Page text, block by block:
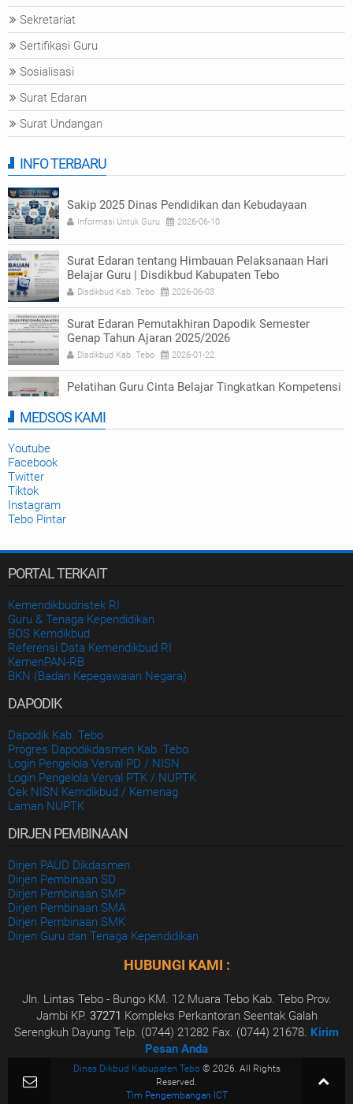
Sekretariat
Sertifikasi Guru
Sosialisasi
Surat Edaran
Surat Undangan
INFO TERBARU
Sakip 2025 Dinas Pendidikan dan Kebudayaan
Informasi Untuk Guru 2026-06-10
Surat Edaran tentang Himbauan Pelaksanaan Hari
Belajar Guru | Disdikbud Kabupaten Tebo
Disdikbud Kab. Tebo 2026-06-03
Surat Edaran Pemutakhiran Dapodik Semester
Genap Tahun Ajaran 2025/2026
Disdikbud Kab. Tebo 2026-01-22
Pelatihan Guru Cinta Belajar Tingkatkan Kompetensi
Disdikbud Kab. Tebo
MEDSOS KAMI
Youtube
Facebook
Twitter
Tiktok
Instagram
Tebo Pintar
PORTAL TERKAIT
Kemendikbudristek RI
Guru & Tenaga Kependidikan
BOS Kemdikbud
Referensi Data Kemendikbud RI
KemenPAN-RB
BKN (Badan Kepegawaian Negara)
DAPODIK
Dapodik Kab. Tebo
Progres Dapodikdasmen Kab. Tebo
Login Pengelola Verval PD / NISN
Login Pengelola Verval PTK / NUPTK
Cek NISN Kemdikbud / Kemenag
Laman NUPTK
DIRJEN PEMBINAAN
Dirjen PAUD Dikdasmen
Dirjen Pembinaan SD
Dirjen Pembinaan SMP
Dirjen Pembinaan SMA
Dirjen Pembinaan SMK
Dirjen Guru dan Tenaga Kependidikan
HUBUNGI KAMI :
Jln. Lintas Tebo - Bungo KM. 12 Muara Tebo Kab. Tebo Prov.
Jambi KP. 37271 Kompleks Perkantoran Seentak Galah
Serengkuh Dayung Telp. (0744) 21282 Fax. (0744) 21678. Kirim
Pesan Anda
Dinas Dikbud Kabupaten Tebo © 2026. All Rights
Reserved.
Tim Pengembangan ICT